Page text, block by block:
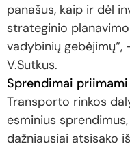
panašus, kaip ir dėl
strateginio
vadybinių gebėjimų“,
V.Sutkus.
Sprendimai
Transporto rinkos
esminius
dažniausiai atsisako